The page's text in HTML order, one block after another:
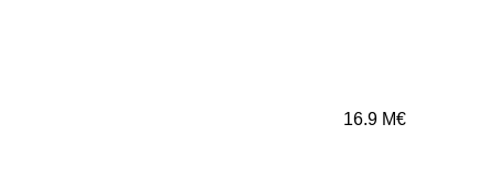
16.9 M€